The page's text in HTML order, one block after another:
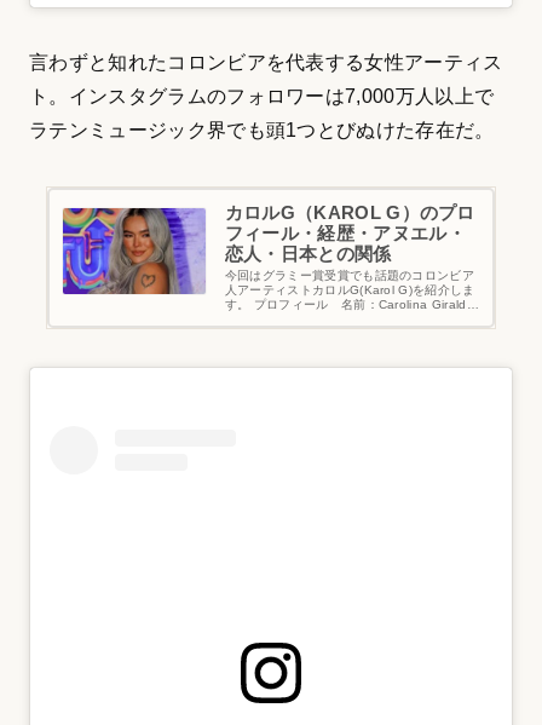
言わずと知れたコロンビアを代表する女性アーティス
ト。インスタグラムのフォロワーは7,000万人以上で
ラテンミュージック界でも頭1つとびぬけた存在だ。
カロルG（KAROL G）のプロ
フィール・経歴・アヌエル・
恋人・日本との関係
今回はグラミー賞受賞でも話題のコロンビア
人アーティストカロルG(Karol G)を紹介しま
す。 プロフィール 名前：Carolina Giraldo
ロ）誕生日 ：1991年2月14日（33歳）出…